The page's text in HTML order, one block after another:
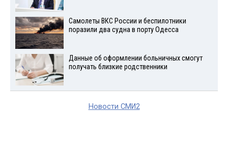
Самолеты ВКС России и беспилотники
поразили два судна в порту Одесса
Данные об оформлении больничных смогут
получать близкие родственники
Новости СМИ2